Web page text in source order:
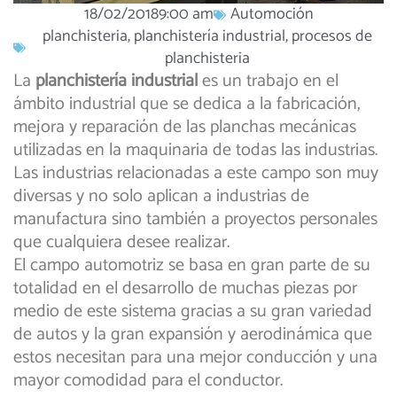
18/02/20189:00 am
Automoción
planchisteria,planchistería industrial,procesos de
planchisteria
La planchistería industriales un trabajo en el
ámbito industrial que se dedica a la fabricación,
mejora y reparación de las planchas mecánicas
utilizadas en la maquinaria de todas las industrias.
Las industrias relacionadas a este campo son muy
diversas y no solo aplican a industrias de
manufactura sino también a proyectos personales
que cualquiera desee realizar.
El campo automotriz se basa en gran parte de su
totalidad en el desarrollo de muchas piezas por
medio de este sistema gracias a su gran variedad
de autos y la gran expansión y aerodinámica que
estos necesitan para una mejor conducción y una
mayor comodidad para el conductor.